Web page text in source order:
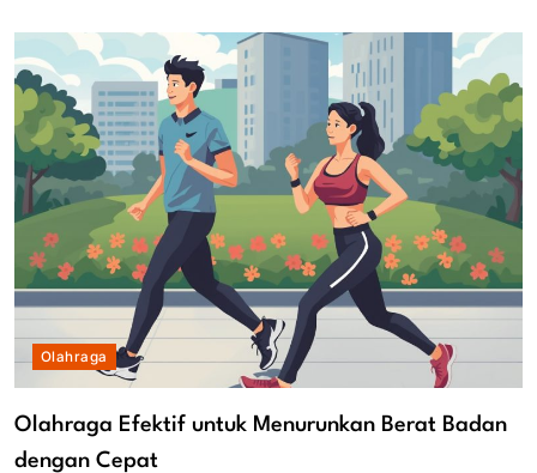
Olahraga
Olahraga Efektif untuk Menurunkan Berat Badan
dengan Cepat